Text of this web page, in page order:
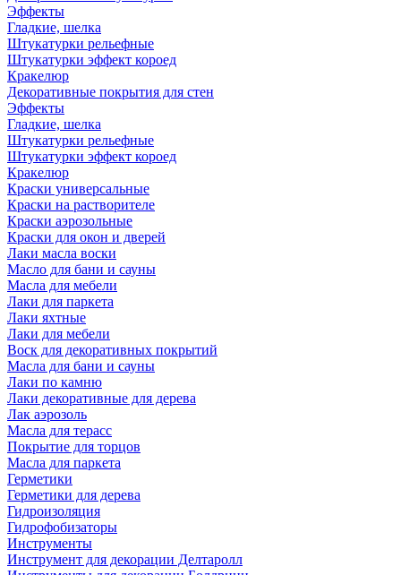
Эффекты
Гладкие, шелка
Штукатурки рельефные
Штукатурки эффект короед
Кракелюр
Декоративные покрытия для стен
Эффекты
Гладкие, шелка
Штукатурки рельефные
Штукатурки эффект короед
Кракелюр
Краски универсальные
Краски на растворителе
Краски аэрозольные
Краски для окон и дверей
Лаки масла воски
Масло для бани и сауны
Масла для мебели
Лаки для паркета
Лаки яхтные
Лаки для мебели
Воск для декоративных покрытий
Масла для бани и сауны
Лаки по камню
Лаки декоративные для дерева
Лак аэрозоль
Масла для терасс
Покрытие для торцов
Масла для паркета
Герметики
Герметики для дерева
Гидроизоляция
Гидрофобизаторы
Инструменты
Инструмент для декорации Делтаролл